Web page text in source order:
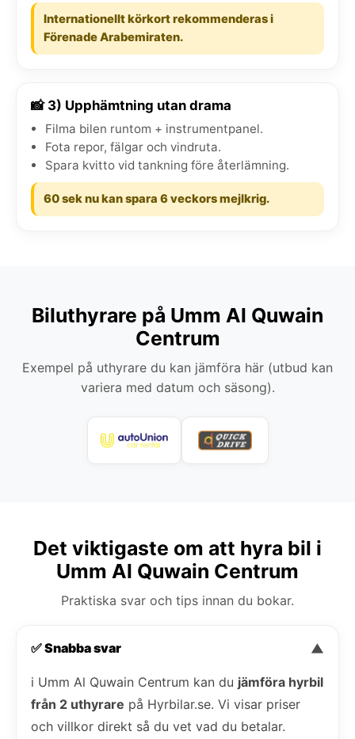
Internationellt körkort rekommenderas i
Förenade Arabemiraten.
📸 3) Upphämtning utan drama
Filma bilen runtom + instrumentpanel.
Fota repor, fälgar och vindruta.
Spara kvitto vid tankning före återlämning.
60 sek nu kan spara 6 veckors mejlkrig.
Biluthyrare på Umm Al Quwain
Centrum
Exempel på uthyrare du kan jämföra här (utbud kan
variera med datum och säsong).
Det viktigaste om att hyra bil i
Umm Al Quwain Centrum
Praktiska svar och tips innan du bokar.
✅ Snabba svar ▼
i Umm Al Quwain Centrum kan du jämföra hyrbil
från 2 uthyrare på Hyrbilar.se. Vi visar priser
och villkor direkt så du vet vad du betalar.